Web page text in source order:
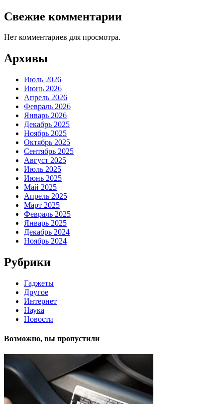
Свежие комментарии
Нет комментариев для просмотра.
Архивы
Июль 2026
Июнь 2026
Апрель 2026
Февраль 2026
Январь 2026
Декабрь 2025
Ноябрь 2025
Октябрь 2025
Сентябрь 2025
Август 2025
Июль 2025
Июнь 2025
Май 2025
Апрель 2025
Март 2025
Февраль 2025
Январь 2025
Декабрь 2024
Ноябрь 2024
Рубрики
Гаджеты
Другое
Интернет
Наука
Новости
Возможно, вы пропустили